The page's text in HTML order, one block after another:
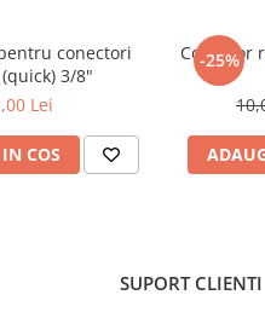
conectori
3/8"
Lei
COS
-25%
Conector
SUPORT CLIENTI